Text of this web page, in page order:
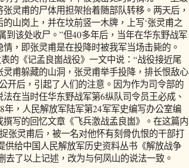
灵甫的尸体用担架抬着随部队转移。两天后，
山岗上，并在坟前竖一木牌，上写‘张灵甫之
到该处收尸。”但40多年后，当年在华东野战军
，即张灵甫是在投降时被我军当场击毙的。
的《记孟良崮战役》一文中说：“战役接近尾
甫躲藏的山洞，张灵甫举手投降，排长恨敌心
开后，引起了人们的注意。因为作为司令部的
在当时任华东野战军第6纵队司令员王必成、
，人民解放军陆军第24军军史编写办公室编
写的回忆文章《飞兵激战孟良崮》。在这篇内
张灵甫后，被一名对他怀有刻骨仇恨的干部打
供给中国人民解放军历史资料丛书《解放战争
去了以上记述，改为与何凤山的说法一致。